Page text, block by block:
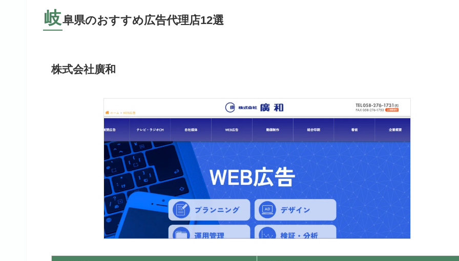
岐阜県のおすすめ広告代理店12選
株式会社廣和